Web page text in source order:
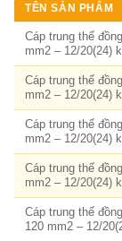
TÊN SẢN PHẨM
Cáp trung thế
mm2 – 12/20(24)
Cáp trung thế
mm2 – 12/20(24)
Cáp trung thế
mm2 – 12/20(24)
Cáp trung thế
mm2 – 12/20(24)
Cáp trung thế
120 mm2 – 12/